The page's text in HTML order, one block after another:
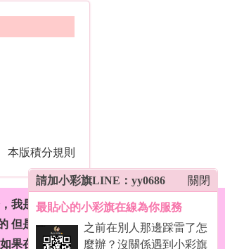
本版積分規則
關閉
請加小彩旗LINE：yy0686
最貼心的小彩旗在線為你服務
之前在別人那邊踩雷了怎
麼辦？沒關係遇到小彩旗
我是用心為你挑
但是真誠經營的
果在別家被話術